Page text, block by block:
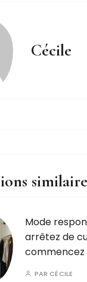
Cécile
Mode
arrêtez de
commencez
PAR CÉCILE